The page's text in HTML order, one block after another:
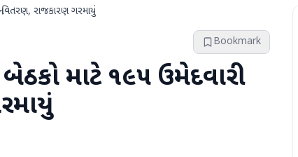
વિતરણ, રાજકારણ ગરમાયું
Bookmark
માટે ૧૯૫ ઉમેદવારી